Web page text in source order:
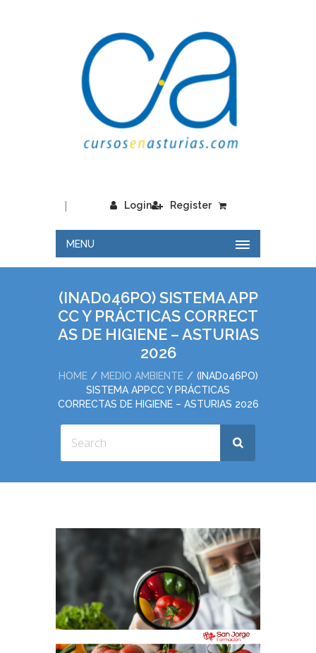
Login
| Register
MENU
(INAD046PO) SISTEMA APP
CC Y PRÁCTICAS CORRECT
AS DE HIGIENE – ASTURIAS
2026
HOME MEDIO AMBIENTE
(INAD046PO)
SISTEMA APPCC Y PRÁCTICAS
CORRECTAS DE HIGIENE – ASTURIAS 2026